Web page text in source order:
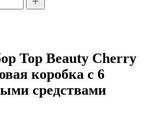
Top Beauty Cherry
коробка с 6
средствами